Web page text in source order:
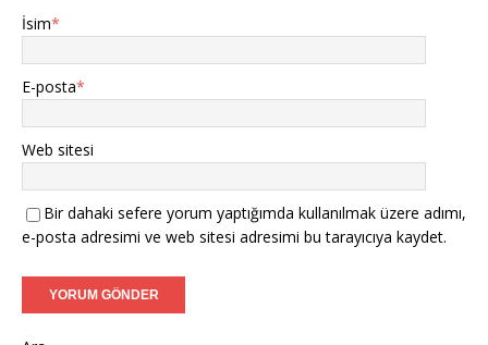
İsim*
E-posta*
Web sitesi
Bir dahaki sefere yorum yaptığımda kullanılmak üzere adımı,
e-posta adresimi ve web sitesi adresimi bu tarayıcıya kaydet.